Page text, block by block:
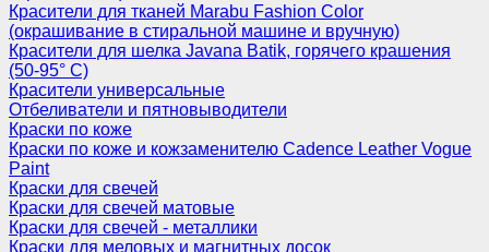
Красители для тканей Marabu Fashion Color
(окрашивание в стиральной машине и вручную)
Красители для шелка Javana Batik, горячего крашения
(50-95° С)
Красители универсальные
Отбеливатели и пятновыводители
Краски по коже
Краски по коже и кожзаменителю Cadence Leather Vogue
Paint
Краски для свечей
Краски для свечей матовые
Краски для свечей - металлики
Краски для меловых и магнитных досок